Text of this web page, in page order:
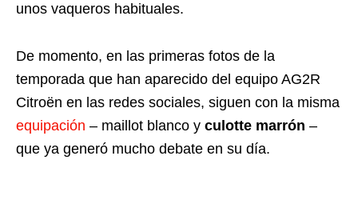
unos vaqueros habituales.
De momento, en las primeras fotos de la
temporada que han aparecido del equipo AG2R
Citroën en las redes sociales, siguen con la misma
equipación – maillot blanco y culotte marrón –
que ya generó mucho debate en su día.